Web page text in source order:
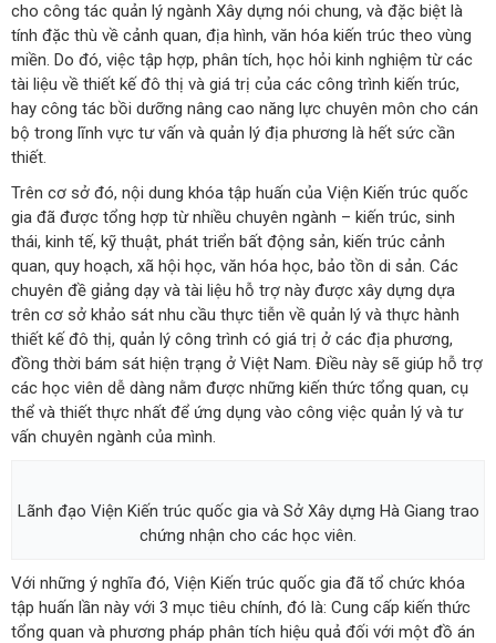
cho công tác quản lý ngành Xây dựng nói chung, và đặc biệt là
tính đặc thù về cảnh quan, địa hình, văn hóa kiến trúc theo vùng
miền. Do đó, việc tập hợp, phân tích, học hỏi kinh nghiệm từ các
tài liệu về thiết kế đô thị và giá trị của các công trình kiến trúc,
hay công tác bồi dưỡng nâng cao năng lực chuyên môn cho cán
bộ trong lĩnh vực tư vấn và quản lý địa phương là hết sức cần
thiết.
Trên cơ sở đó, nội dung khóa tập huấn của Viện Kiến trúc quốc
gia đã được tổng hợp từ nhiều chuyên ngành – kiến trúc, sinh
thái, kinh tế, kỹ thuật, phát triển bất động sản, kiến trúc cảnh
quan, quy hoạch, xã hội học, văn hóa học, bảo tồn di sản. Các
chuyên đề giảng dạy và tài liệu hỗ trợ này được xây dựng dựa
trên cơ sở khảo sát nhu cầu thực tiễn về quản lý và thực hành
thiết kế đô thị, quản lý công trình có giá trị ở các địa phương,
đồng thời bám sát hiện trạng ở Việt Nam. Điều này sẽ giúp hỗ trợ
các học viên dễ dàng nằm được những kiến thức tổng quan, cụ
thể và thiết thực nhất để ứng dụng vào công việc quản lý và tư
vấn chuyên ngành của mình.
Lãnh đạo Viện Kiến trúc quốc gia và Sở Xây dựng Hà Giang trao
chứng nhận cho các học viên.
Với những ý nghĩa đó, Viện Kiến trúc quốc gia đã tổ chức khóa
tập huấn lần này với 3 mục tiêu chính, đó là: Cung cấp kiến thức
tổng quan và phương pháp phân tích hiệu quả đối với một đồ án